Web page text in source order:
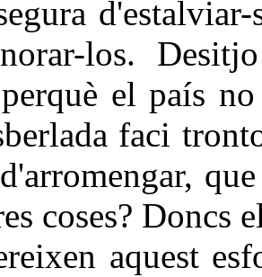
los.
el país
faci
coses?
aquest